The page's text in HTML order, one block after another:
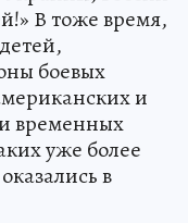
В тоже время,
боевых
и
временных
уже более
в